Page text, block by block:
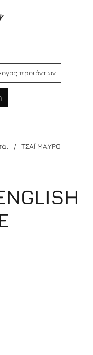
προϊόντων
ΤΣΑΪ ΜΑΥΡΟ